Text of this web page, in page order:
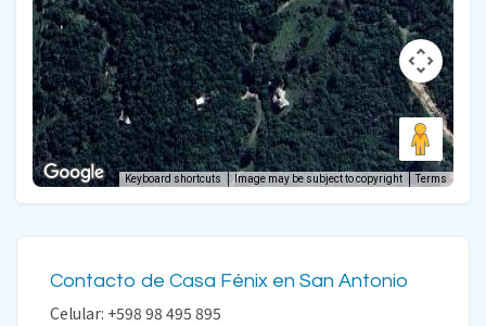
Keyboard shortcuts Image may be subject to copyright Terms
Contacto de Casa Fénix en San Antonio
Celular: +598 98 495 895